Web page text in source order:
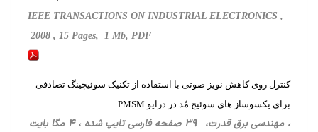
IEEE TRANSACTIONS ON INDUSTRIAL ELECTRONICS ,
2008 , 15 Pages, 1 Mb, PDF
کنترل روی کاهش نویز صوتی با استفاده از تکنیک سوئیچینگ تصادفی
برای یکسوساز های سوئیچ مُد در درایو PMSM
، مهندسی برق قدرت، 39 صفحه فارسی تایپ شده ، 4 مگا بایت